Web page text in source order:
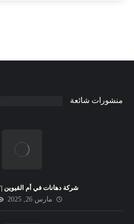
منشورات شائعة
شركة دهانات في أم القيوين |0547149297
مارس 26, 2025